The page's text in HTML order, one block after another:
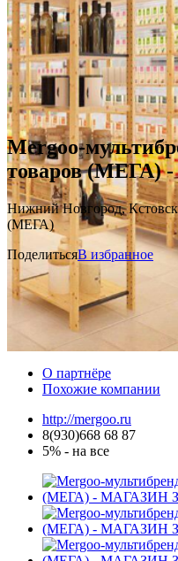
Mergoo-
товаров
Нижний Новгород,
(МЕГА)
ПоделитьсяВ избранное
О партнёре
Похожие компании
http://mergoo.ru
8(930)668 68 87
5% - на все